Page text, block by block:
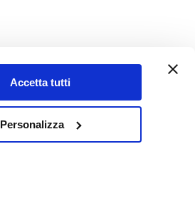
Accetta tutti
Personalizza